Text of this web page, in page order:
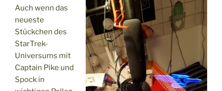
Auch wenn das
neueste
Stückchen des
StarTrek-
Universums mit
Captain Pike und
Spock in